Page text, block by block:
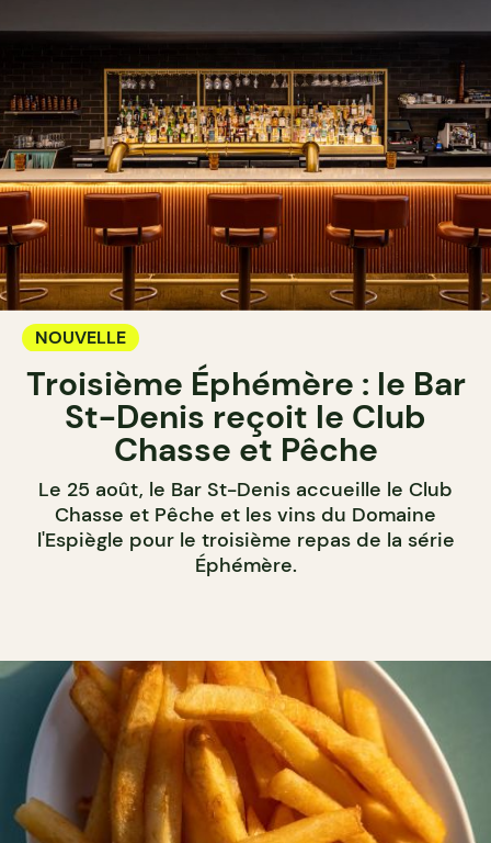
NOUVELLE
Troisième Éphémère : le Bar
St-Denis reçoit le Club
Chasse et Pêche
Le 25 août, le Bar St-Denis accueille le Club
Chasse et Pêche et les vins du Domaine
l'Espiègle pour le troisième repas de la série
Éphémère.